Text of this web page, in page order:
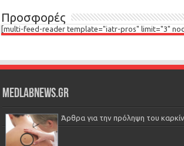
Προσφορές
[multi-feed-reader template="iatr-pros" limit="3"
Medlabnews.gr
Άρθρα για την πρόληψη του